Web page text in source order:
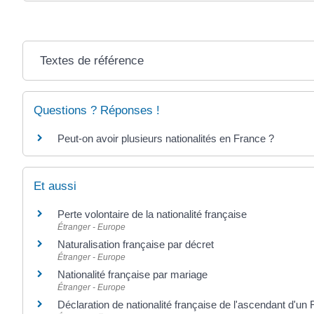
Textes de référence
Questions ? Réponses !
Peut-on avoir plusieurs nationalités en France ?
Et aussi
Perte volontaire de la nationalité française
Étranger - Europe
Naturalisation française par décret
Étranger - Europe
Nationalité française par mariage
Étranger - Europe
Déclaration de nationalité française de l'ascendant d'un